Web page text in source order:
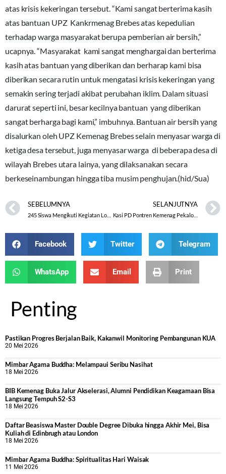
atas krisis kekeringan tersebut. “Kami sangat berterima kasih
atas bantuan UPZ Kankrmenag Brebes atas kepedulian
terhadap warga masyarakat berupa pemberian air bersih,”
ucapnya. “Masyarakat kami sangat menghargai dan berterima
kasih atas bantuan yang diberikan dan berharap kami bisa
diberikan secara rutin untuk mengatasi krisis kekeringan yang
semakin sering terjadi akibat perubahan iklim. Dalam situasi
darurat seperti ini, besar kecilnya bantuan yang diberikan
sangat berharga bagi kami,” imbuhnya. Bantuan air bersih yang
disalurkan oleh UPZ Kemenag Brebes selain menyasar warga di
ketiga desa tersebut, juga menyasar warga di beberapa desa di
wilayah Brebes utara lainya, yang dilaksanakan secara
berkeseinambungan hingga tiba musim penghujan.(hid/Sua)
SEBELUMNYA
245 Siswa Mengikuti Kegiatan Lomba MAPSI SMP Tingkat Kabupaten Karanganyar
SELANJUTNYA
Kasi PD Pontren Kemenag Pekalongan Serahkan PIagam dan Statistik Pondok
Facebook Twitter Telegram
WhatsApp Email Print
Penting
Pastikan Progres Berjalan Baik, Kakanwil Monitoring Pembangunan KUA
20 Mei 2026
Mimbar Agama Buddha: Melampaui Seribu Nasihat
18 Mei 2026
BIB Kemenag Buka Jalur Akselerasi, Alumni Pendidikan Keagamaan Bisa
Langsung Tempuh S2-S3
18 Mei 2026
Daftar Beasiswa Master Double Degree Dibuka hingga Akhir Mei, Bisa
Kuliah di Edinbrugh atau London
18 Mei 2026
Mimbar Agama Buddha: Spiritualitas Hari Waisak
11 Mei 2026